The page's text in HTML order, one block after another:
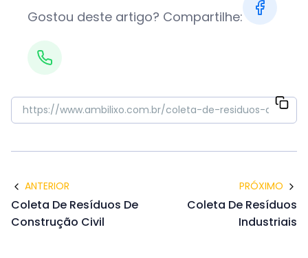
Gostou deste artigo? Compartilhe:
ANTERIOR
Coleta De Resíduos De
Construção Civil
PRÓXIMO
Coleta De Resíduos
Industriais